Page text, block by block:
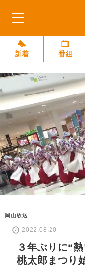
新着 番組
岡山放送
2022.08.20
３年ぶりに“
桃太郎まつり